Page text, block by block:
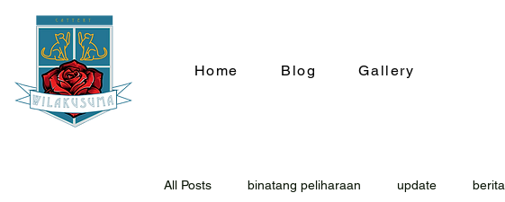
Home Blog Gallery
All Posts binatang peliharaan update berita